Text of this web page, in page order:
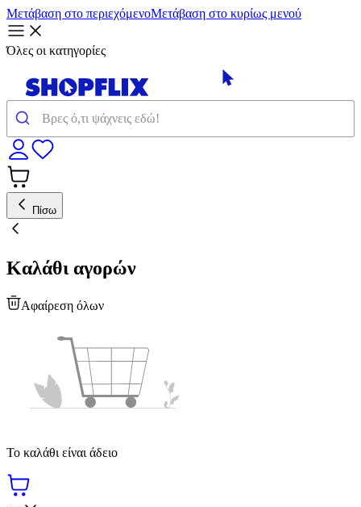
Μετάβαση στο περιεχόμενοΜετάβαση στο κυρίως μενού
Όλες οι κατηγορίες
Πίσω
Καλάθι αγορών
Αφαίρεση όλων
Το καλάθι είναι άδειο